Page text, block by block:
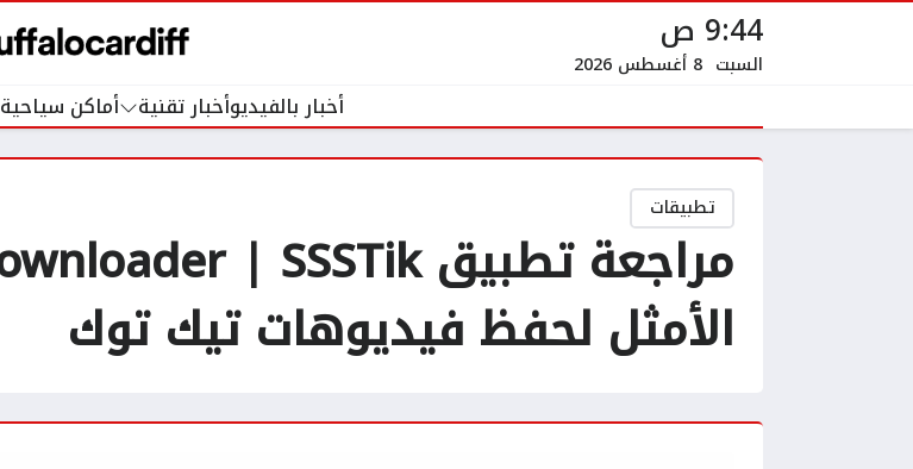
9:44 ص
السبت 8 أغسطس 2026
أخبار بالفيديوأخبار تقنية أماكن سياحية
تطبيقات
الأمثل لحفظ فيديوهات تيك توك